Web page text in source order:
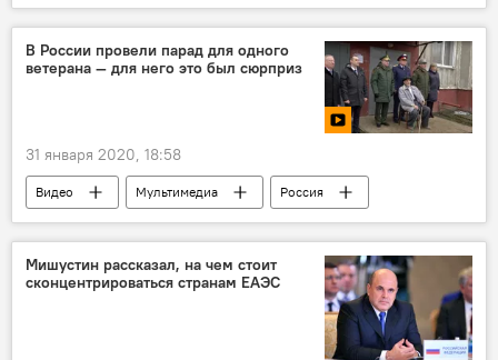
узбеккино
Национальное агентство "Узбеккино"
Законопроект
кинематограф
В России провели парад для одного
ветерана — для него это был сюрприз
31 января 2020, 18:58
Видео Мультимедиа
Россия
Великая Отечественная война
ветеран
победа
память СССР
Мишустин рассказал, на чем стоит
сконцентрироваться странам ЕАЭС